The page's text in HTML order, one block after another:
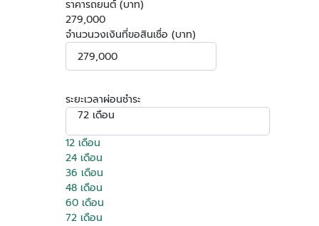
ราคารถยนต์ (บาท)
279,000
จำนวนวงเงินที่ขอสินเชื่อ (บาท)
ระยะเวลาผ่อนชำระ
72 เดือน
12 เดือน
24 เดือน
36 เดือน
48 เดือน
60 เดือน
72 เดือน